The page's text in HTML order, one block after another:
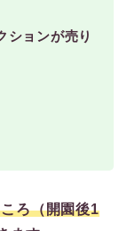
ションが売り
ろ（開園後1